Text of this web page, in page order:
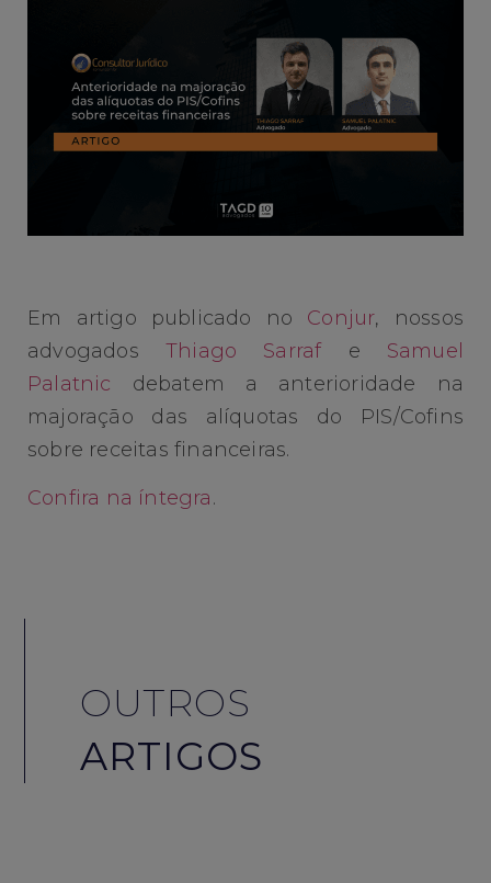
Em artigo publicado no Conjur, nossos
advogados Thiago Sarrafe Samuel
Palatnic debatem a anterioridade na
majoração das alíquotas do PIS/Cofins
sobre receitas financeiras.
Confira na íntegra.
OUTROS
ARTIGOS